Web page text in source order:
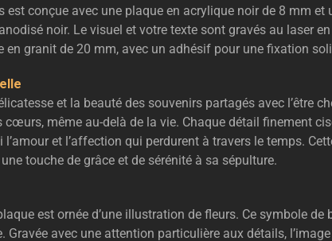
conçue avec une plaque en acrylique noir de 8 mm
noir. Le visuel et votre texte sont gravés au laser
en granit de 20 mm, avec un adhésif pour une fixation
et la beauté des souvenirs partagés avec l’être
même au-delà de la vie. Chaque détail finement
et l’affection qui perdurent à travers le temps.
touche de grâce et de sérénité à sa sépulture.
est ornée d’une illustration de fleurs. Ce symbole de
avec une attention particulière aux détails,